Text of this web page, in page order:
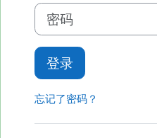
密码
登录
忘记了密码？